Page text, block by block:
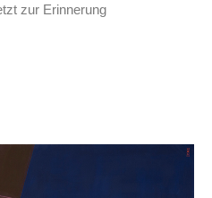
zur Erinnerung